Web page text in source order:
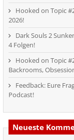
Hooked on Topic
2026!
Dark Souls 2
4 Folgen!
Hooked on Topic
Backrooms,
Feedback: Eure
Podcast!
Neueste